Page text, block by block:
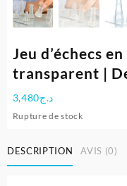
Jeu d’échecs
transparent |
د.ج3,480
Rupture de stock
DESCRIPTION AVIS (0)